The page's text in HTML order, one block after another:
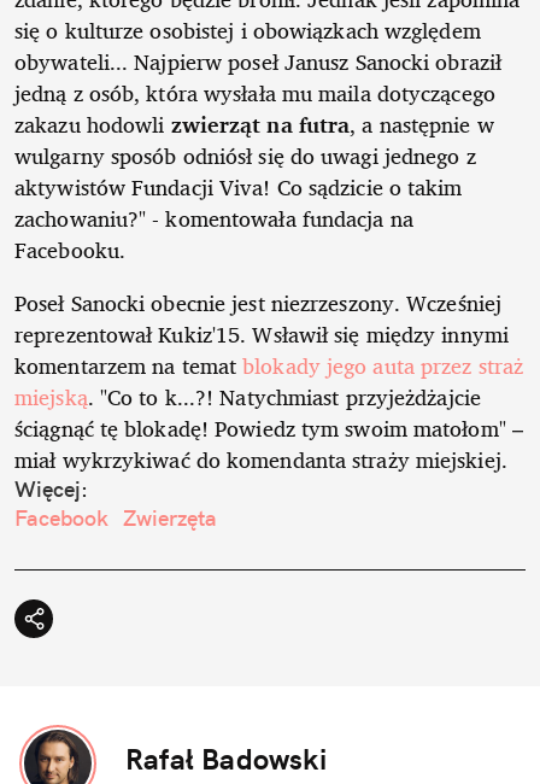
się o kulturze osobistej i obowiązkach względem
obywateli... Najpierw poseł Janusz Sanocki obraził
jedną z osób, która wysłała mu maila dotyczącego
zakazu hodowli zwierząt na futra, a następnie w
wulgarny sposób odniósł się do uwagi jednego z
aktywistów Fundacji Viva! Co sądzicie o takim
zachowaniu?" - komentowała fundacja na
Facebooku.
Poseł Sanocki obecnie jest niezrzeszony. Wcześniej
reprezentował Kukiz'15. Wsławił się między innymi
komentarzem na tematblokady jego auta przez straż
miejską. "Co to k...?! Natychmiast przyjeżdżajcie
ściągnąć tę blokadę! Powiedz tym swoim matołom" –
miał wykrzykiwać do komendanta straży miejskiej.
Więcej:
Facebook Zwierzęta
Rafał Badowski